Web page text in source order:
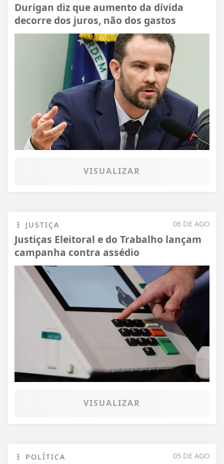
Durigan diz que aumento da dívida
decorre dos juros, não dos gastos
VISUALIZAR
06 DE AGO
JUSTIÇA
Justiças Eleitoral e do Trabalho lançam
campanha contra assédio
VISUALIZAR
05 DE AGO
POLÍTICA